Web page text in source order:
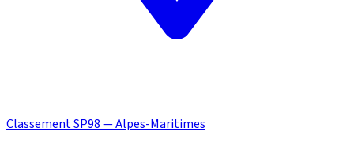
Classement SP98 — Alpes-Maritimes